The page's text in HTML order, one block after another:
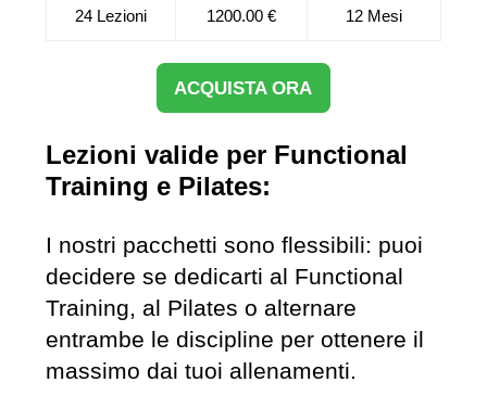
24 Lezioni 1200.00 € 12 Mesi
ACQUISTA ORA
Lezioni valide per Functional
Training e Pilates:
I nostri pacchetti sono flessibili: puoi
decidere se dedicarti al Functional
Training, al Pilates o alternare
entrambe le discipline per ottenere il
massimo dai tuoi allenamenti.